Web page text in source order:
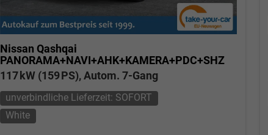
Nissan Qashqai
PANORAMA+NAVI+AHK+KAMERA+PDC+SHZ
117 kW (159 PS), Autom. 7-Gang
unverbindliche Lieferzeit: SOFORT
White